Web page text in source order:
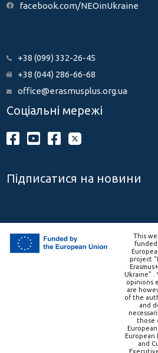
facebook.com/NEOinUkraine
+38 (099) 332-26-45
+38 (044) 286-66-68
office@erasmusplus.org.ua
Соціальні мережі
Підписатися на новини
This
project
Ukraine” .
opinions
are
of the
and
those
European
and